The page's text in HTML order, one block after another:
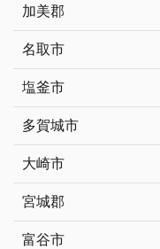
加美郡
名取市
塩釜市
多賀城市
大崎市
宮城郡
富谷市